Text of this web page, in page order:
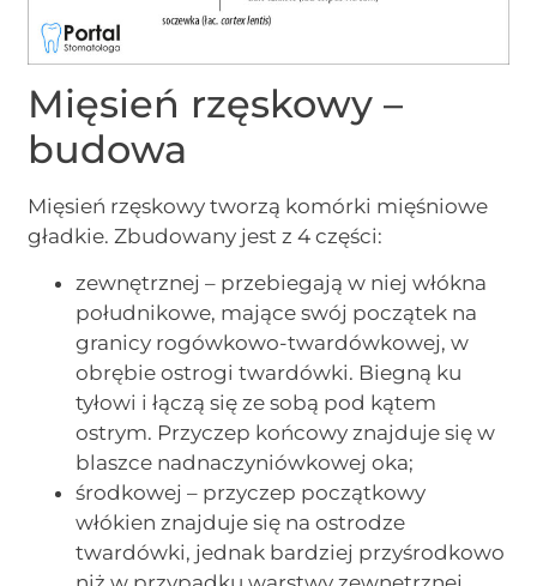
Mięsień rzęskowy –
budowa
Mięsień rzęskowy tworzą komórki mięśniowe
gładkie. Zbudowany jest z 4 części:
zewnętrznej – przebiegają w niej włókna
południkowe, mające swój początek na
granicy rogówkowo-twardówkowej, w
obrębie ostrogi twardówki. Biegną ku
tyłowi i łączą się ze sobą pod kątem
ostrym. Przyczep końcowy znajduje się w
blaszce nadnaczyniówkowej oka;
środkowej – przyczep początkowy
włókien znajduje się na ostrodze
twardówki, jednak bardziej przyśrodkowo